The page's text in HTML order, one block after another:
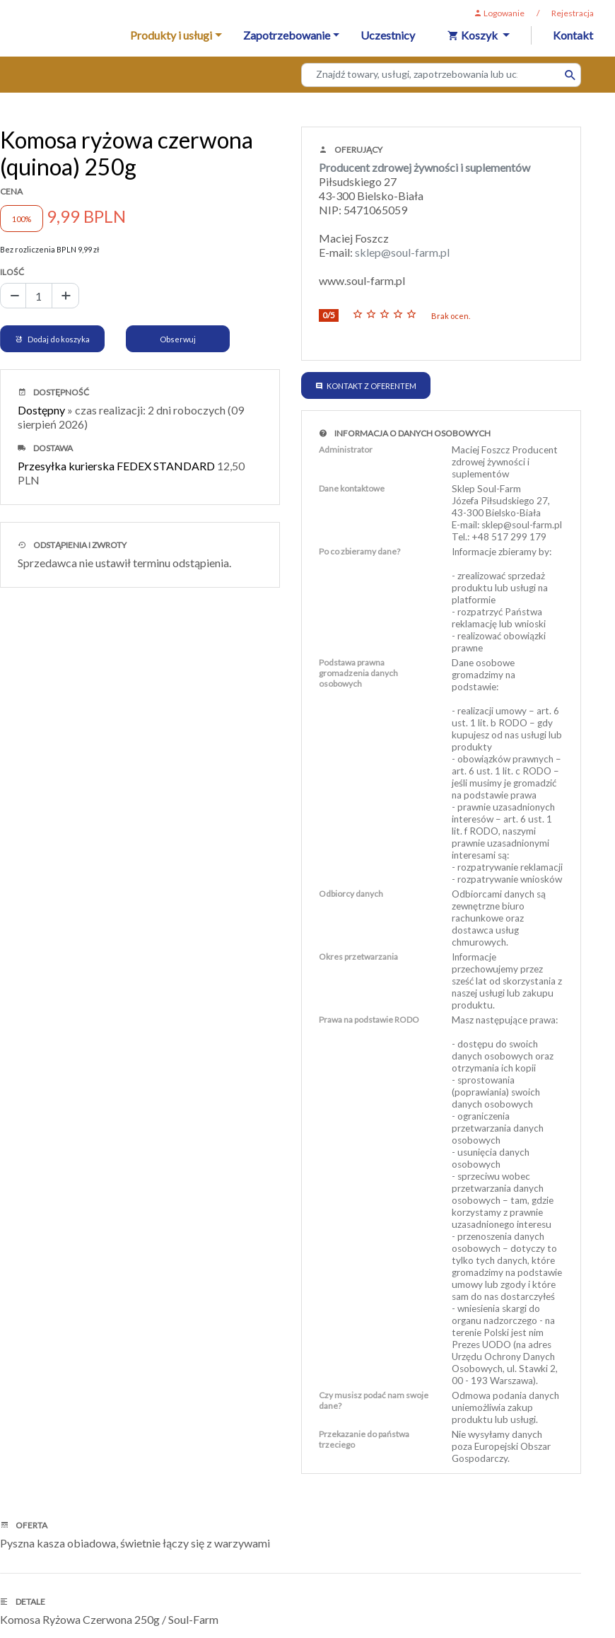
Logowanie / Rejestracja
Produkty i usługi Zapotrzebowanie Uczestnicy Koszyk Kontakt
Komosa ryżowa czerwona
(quinoa) 250g
CENA
100% 9,99 BPLN
Bez rozliczenia BPLN 9,99 zł
ILOŚĆ
Dodaj do koszyka Obserwuj
DOSTĘPNOŚĆ
Dostępny » czas realizacji: 2 dni roboczych (09
sierpień 2026)
DOSTAWA
Przesyłka kurierska FEDEX STANDARD 12,50
PLN
ODSTĄPIENIA I ZWROTY
Sprzedawca nie ustawił terminu odstąpienia.
OFERUJĄCY
Producent zdrowej żywności i suplementów
Piłsudskiego 27
43-300 Bielsko-Biała
NIP: 5471065059
Maciej Foszcz
E-mail: sklep@soul-farm.pl
www.soul-farm.pl
0/5 Brak ocen.
KONTAKT Z OFERENTEM
INFORMACJA O DANYCH OSOBOWYCH
Administrator
Maciej Foszcz Producent
zdrowej żywności i
suplementów
Dane kontaktowe
Sklep Soul-Farm
Józefa Piłsudskiego 27,
43-300 Bielsko-Biała
E-mail: sklep@soul-farm.pl
Tel.: +48 517 299 179
Po co zbieramy dane? Informacje zbieramy by:
- zrealizować sprzedaż
produktu lub usługi na
platformie
- rozpatrzyć Państwa
reklamację lub wnioski
- realizować obowiązki
prawne
Podstawa prawna
gromadzenia danych
osobowych
Dane osobowe
gromadzimy na
podstawie:
- realizacji umowy – art. 6
ust. 1 lit. b RODO – gdy
kupujesz od nas usługi lub
produkty
- obowiązków prawnych –
art. 6 ust. 1 lit. c RODO –
jeśli musimy je gromadzić
na podstawie prawa
- prawnie uzasadnionych
interesów – art. 6 ust. 1
lit. f RODO, naszymi
prawnie uzasadnionymi
interesami są:
- rozpatrywanie reklamacji
- rozpatrywanie wniosków
Odbiorcy danych
Odbiorcami danych są
zewnętrzne biuro
rachunkowe oraz
dostawca usług
chmurowych.
Okres przetwarzania
Informacje
przechowujemy przez
sześć lat od skorzystania z
naszej usługi lub zakupu
produktu.
Prawa na podstawie RODO Masz następujące prawa:
- dostępu do swoich
danych osobowych oraz
otrzymania ich kopii
- sprostowania
(poprawiania) swoich
danych osobowych
- ograniczenia
przetwarzania danych
osobowych
- usunięcia danych
osobowych
- sprzeciwu wobec
przetwarzania danych
osobowych – tam, gdzie
korzystamy z prawnie
uzasadnionego interesu
- przenoszenia danych
osobowych – dotyczy to
tylko tych danych, które
gromadzimy na podstawie
umowy lub zgody i które
sam do nas dostarczyłeś
- wniesienia skargi do
organu nadzorczego - na
terenie Polski jest nim
Prezes UODO (na adres
Urzędu Ochrony Danych
Osobowych, ul. Stawki 2,
00 - 193 Warszawa).
Czy musisz podać nam swoje
dane?
Odmowa podania danych
uniemożliwia zakup
produktu lub usługi.
Przekazanie do państwa
trzeciego
Nie wysyłamy danych
poza Europejski Obszar
Gospodarczy.
OFERTA
Pyszna kasza obiadowa, świetnie łączy się z warzywami
DETALE
Komosa Ryżowa Czerwona 250g / Soul-Farm